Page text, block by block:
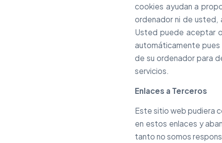
cookies ayudan a
ordenador ni de usted,
Usted puede aceptar
automáticamente pues
de su ordenador para
servicios.
Enlaces a Terceros
Este sitio web pudiera
en estos enlaces y
tanto no somos